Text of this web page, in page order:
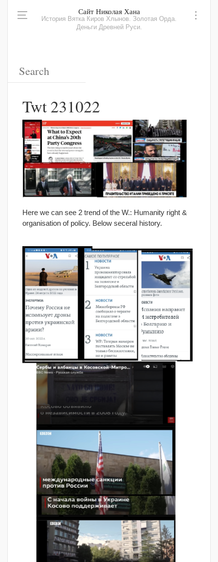
Сайт Николая Хана
История Вятка Киров Хлынов. Золотая Орда.
Деньги Древней Руси.
Twt 231022
Here we can see 2 trend of the W.: Humanity right &
organisation of policy. Below seceral history.